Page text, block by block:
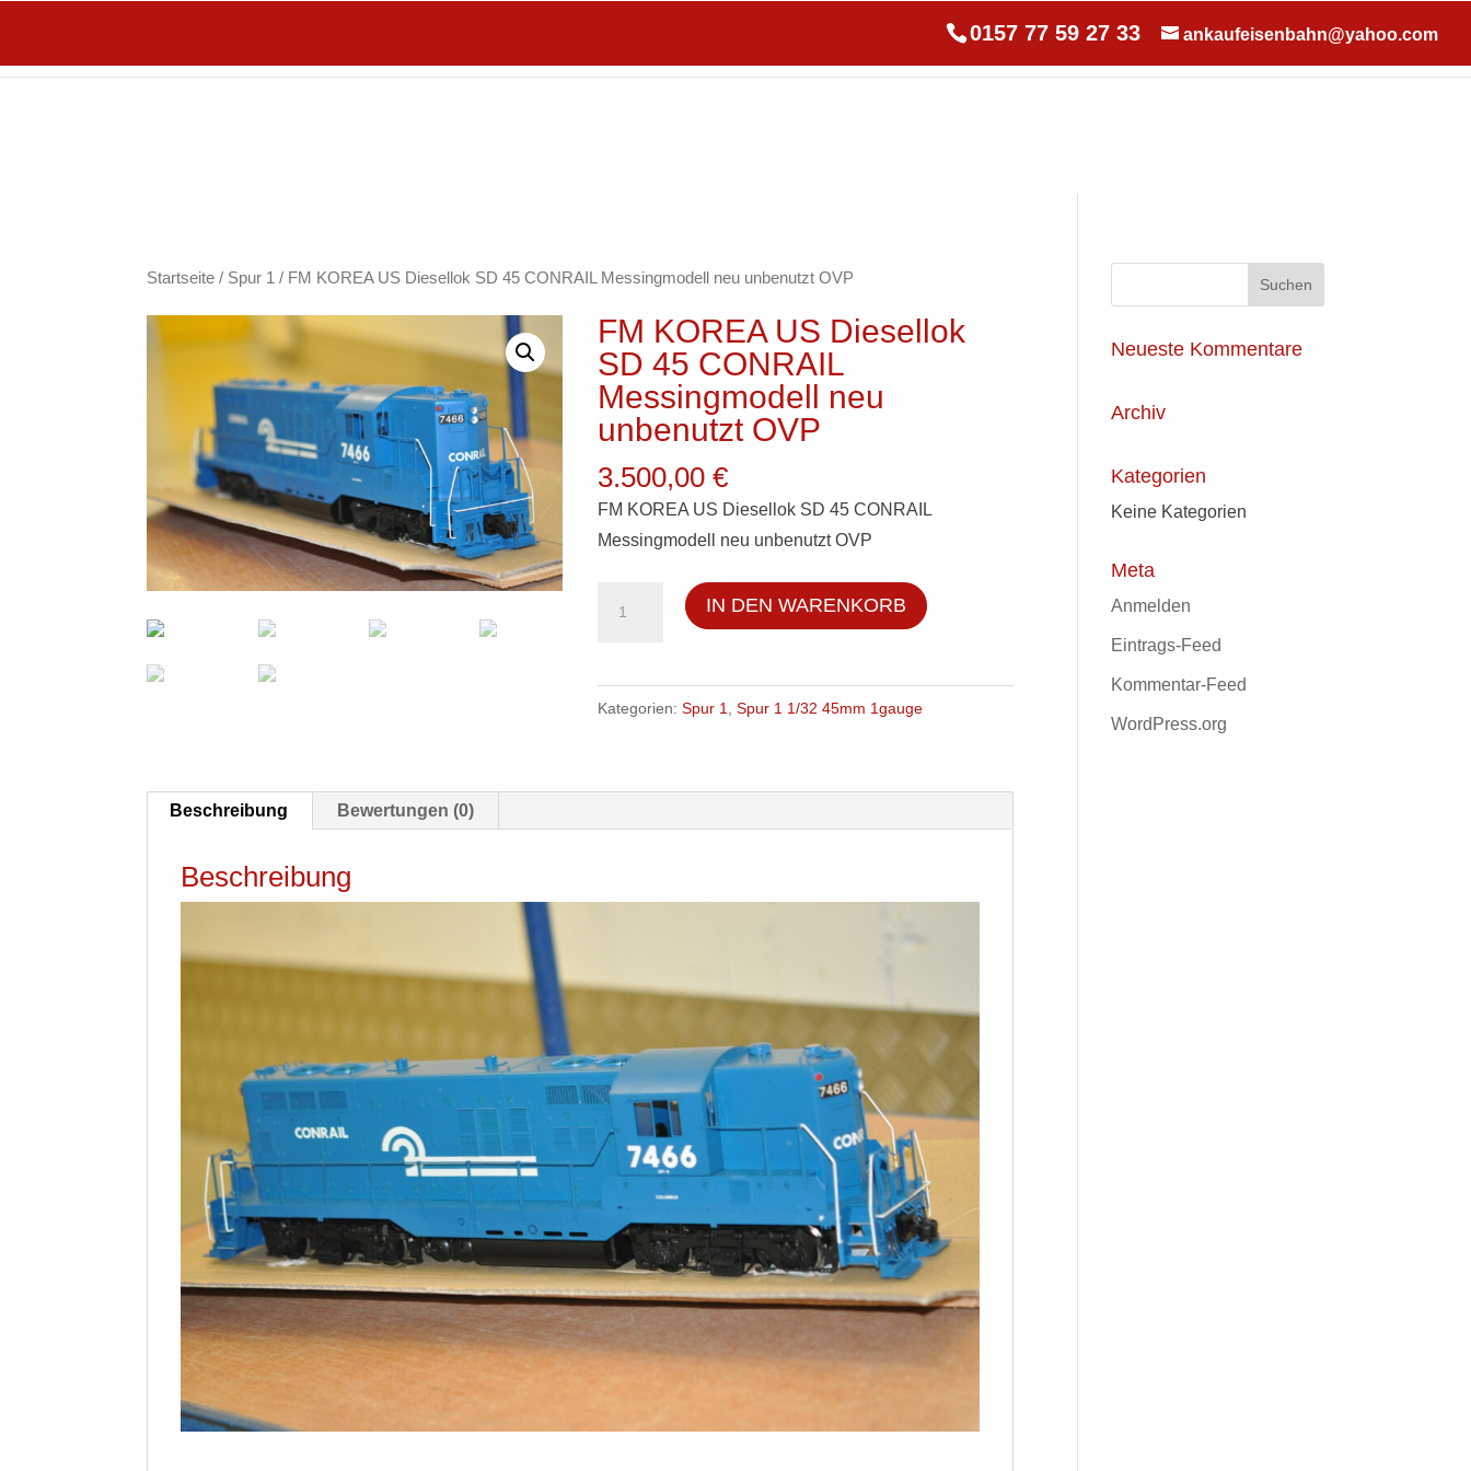
0157 77 59 27 33
ankaufeisenbahn@yahoo.com
Startseite / Spur 1 / FM KOREA US Diesellok SD 45 CONRAIL Messingmodell neu unbenutzt OVP
FM KOREA US Diesellok
SD 45 CONRAIL
Messingmodell neu
unbenutzt OVP
3.500,00€
FM KOREA US Diesellok SD 45 CONRAIL
Messingmodell neu unbenutzt OVP
Diesellok
SD
OVP
IN DEN WARENKORB
Kategorien:Spur 1 ,Spur 1 1/32 45mm 1gauge
Beschreibung Bewertungen (0)
Beschreibung
Neueste Kommentare
Archiv
Kategorien
Keine Kategorien
Meta
Anmelden
Eintrags-Feed
Kommentar-Feed
WordPress.org